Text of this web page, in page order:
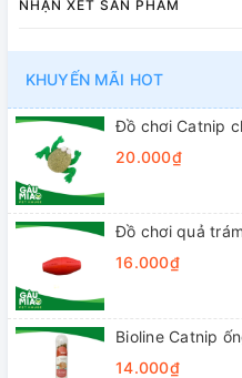
NHẬN XÉT SẢN PHẨM
KHUYẾN MÃI HOT
Đồ chơi Catnip
20.000₫
Đồ chơi quả
16.000₫
Bioline Catnip
14.000₫